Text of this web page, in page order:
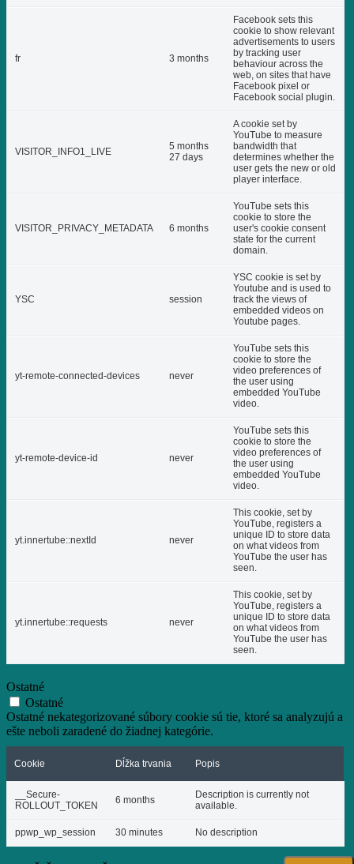
fr 3 months
Facebook sets this
cookie to show relevant
advertisements to users
by tracking user
behaviour across the
web, on sites that have
Facebook pixel or
Facebook social plugin.
VISITOR_INFO1_LIVE
5 months
27 days
A cookie set by
YouTube to measure
bandwidth that
determines whether the
user gets the new or old
player interface.
VISITOR_PRIVACY_METADATA 6 months
YouTube sets this
cookie to store the
user's cookie consent
state for the current
domain.
YSC session
YSC cookie is set by
Youtube and is used to
track the views of
embedded videos on
Youtube pages.
yt-remote-connected-devices never
YouTube sets this
cookie to store the
video preferences of
the user using
embedded YouTube
video.
yt-remote-device-id never
YouTube sets this
cookie to store the
video preferences of
the user using
embedded YouTube
video.
yt.innertube::nextId never
This cookie, set by
YouTube, registers a
unique ID to store data
on what videos from
YouTube the user has
seen.
yt.innertube::requests never
This cookie, set by
YouTube, registers a
unique ID to store data
on what videos from
YouTube the user has
seen.
Ostatné
Ostatné
Ostatné nekategorizované súbory cookie sú tie, ktoré sa analyzujú a
ešte neboli zaradené do žiadnej kategórie.
Cookie Dĺžka trvania Popis
__Secure-
ROLLOUT_TOKEN
6 months
Description is currently not
available.
ppwp_wp_session 30 minutes No description